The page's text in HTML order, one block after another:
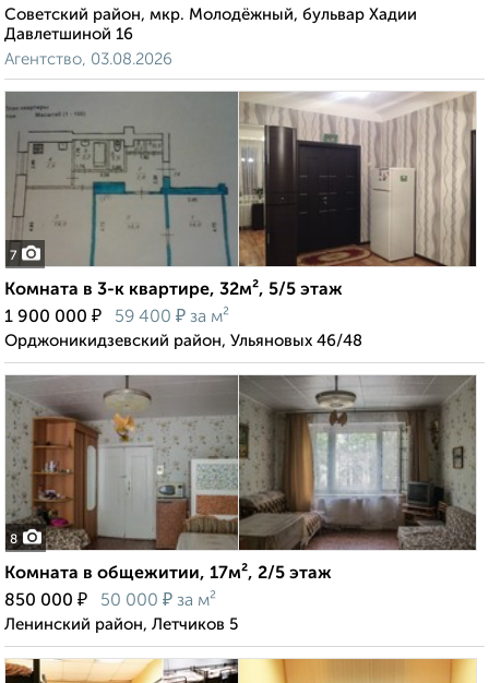
Советский район, мкр. Молодёжный, бульвар Хадии
Давлетшиной 16
Агентство, 03.08.2026
7
Комната в 3-к квартире, 32м², 5/5 этаж
1 900 000 ₽ 59 400 ₽ за м²
Орджоникидзевский район, Ульяновых 46/48
8
Комната в общежитии, 17м², 2/5 этаж
850 000 ₽ 50 000 ₽ за м²
Ленинский район, Летчиков 5